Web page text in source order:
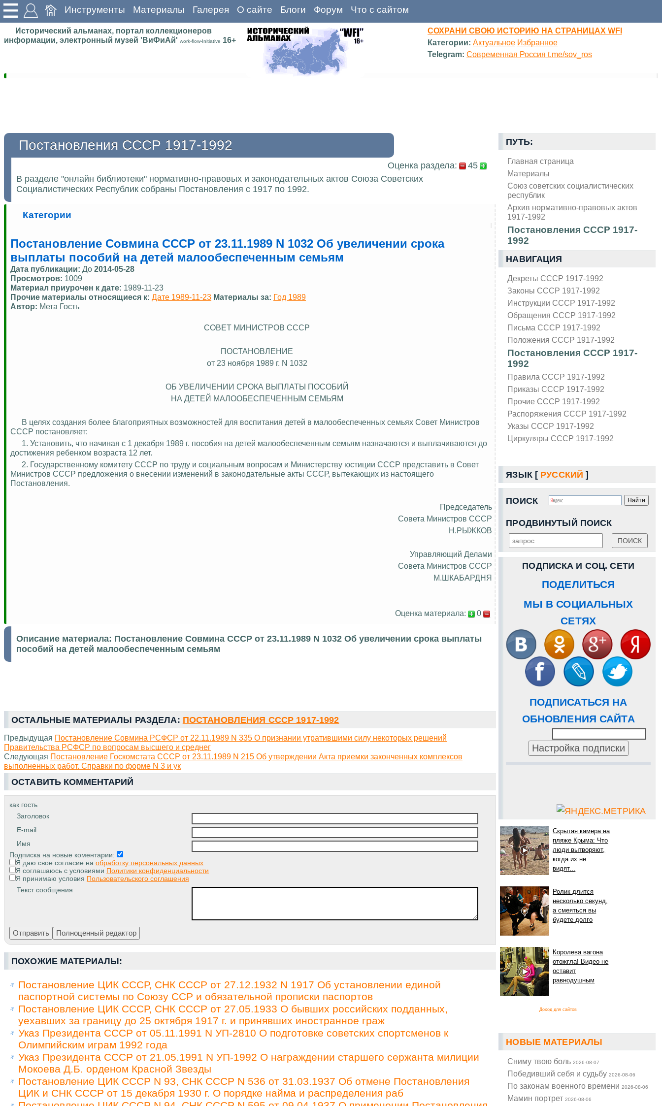
Инструменты Материалы Галерея О сайте Блоги Форум Что с сайтом
Исторический альманах, портал коллекционеров
информации, электронный музей 'ВиФиАй' work-flow-Initiative 16+
СОХРАНИ СВОЮ ИСТОРИЮ НА СТРАНИЦАХ WFI
Категории: Актуальное Избранное
Telegram: Современная Россия t.me/sov_ros
ПУТЬ:
Главная страница
Материалы
Союз советских социалистических
республик
Архив нормативно-правовых актов
1917-1992
Постановления СССР 1917-
1992
НАВИГАЦИЯ
Декреты СССР 1917-1992
Законы СССР 1917-1992
Инструкции СССР 1917-1992
Обращения СССР 1917-1992
Письма СССР 1917-1992
Положения СССР 1917-1992
Постановления СССР 1917-
1992
Правила СССР 1917-1992
Приказы СССР 1917-1992
Прочие СССР 1917-1992
Распоряжения СССР 1917-1992
Указы СССР 1917-1992
Циркуляры СССР 1917-1992
ЯЗЫК [ РУССКИЙ ]
ПОИСК
ПРОДВИНУТЫЙ ПОИСК
ПОДПИСКА И СОЦ. СЕТИ
ПОДЕЛИТЬСЯ
МЫ В СОЦИАЛЬНЫХ
СЕТЯХ
ПОДПИСАТЬСЯ НА
ОБНОВЛЕНИЯ САЙТА
Скрытая камера на
пляже Крыма: Что
люди вытворяют,
когда их не
видят...
Ролик длится
несколько секунд,
а смеяться вы
будете долго
Королева вагона
отожгла! Видео не
оставит
равнодушным
Доход для сайтов
НОВЫЕ МАТЕРИАЛЫ
Cниму твою боль2026-08-07
Победивший себя и судьбу2026-08-06
По законам военного времени2026-08-06
Мамин портрет2026-08-06
Постановления СССР 1917-1992
Оценка раздела:
45
В разделе "онлайн библиотеки" нормативно-правовых и законодательных актов Союза Советских
Социалистических Республик собраны Постановления с 1917 по 1992.
Категории
Постановление Совмина СССР от 23.11.1989 N 1032 Об увеличении срока
выплаты пособий на детей малообеспеченным семьям
Дата публикации: До 2014-05-28
Просмотров: 1009
Материал приурочен к дате: 1989-11-23
Прочие материалы относящиеся к: Дате 1989-11-23 Материалы за: Год 1989
Автор: Мета Гость
СОВЕТ МИНИСТРОВ СССР
ПОСТАНОВЛЕНИЕ
от 23 ноября 1989 г. N 1032
ОБ УВЕЛИЧЕНИИ СРОКА ВЫПЛАТЫ ПОСОБИЙ
НА ДЕТЕЙ МАЛООБЕСПЕЧЕННЫМ СЕМЬЯМ
В целях создания более благоприятных возможностей для воспитания детей в малообеспеченных семьях Совет Министров
СССР постановляет:
1. Установить, что начиная с 1 декабря 1989 г. пособия на детей малообеспеченным семьям назначаются и выплачиваются до
достижения ребенком возраста 12 лет.
2. Государственному комитету СССР по труду и социальным вопросам и Министерству юстиции СССР представить в Совет
Министров СССР предложения о внесении изменений в законодательные акты СССР, вытекающих из настоящего
Постановления.
Председатель
Совета Министров СССР
Н.РЫЖКОВ
Управляющий Делами
Совета Министров СССР
М.ШКАБАРДНЯ
Оценка материала: 0
Описание материала: Постановление Совмина СССР от 23.11.1989 N 1032 Об увеличении срока выплаты
пособий на детей малообеспеченным семьям
ОСТАЛЬНЫЕ МАТЕРИАЛЫ РАЗДЕЛА: ПОСТАНОВЛЕНИЯ СССР 1917-1992
Предыдущая Постановление Совмина РСФСР от 22.11.1989 N 335 О признании утратившими силу некоторых решений
Правительства РСФСР по вопросам высшего и среднег
Следующая Постановление Госкомстата СССР от 23.11.1989 N 215 Об утверждении Акта приемки законченных комплексов
выполненных работ. Справки по форме N 3 и ук
ОСТАВИТЬ КОММЕНТАРИЙ
как гость
Заголовок
E-mail
Имя
Подписка на новые коментарии:
Я даю свое согласие на обработку персональных данных
Я соглашаюсь с условиями Политики конфиденциальности
Я принимаю условия Пользовательского соглашения
Текст сообщения
ПОХОЖИЕ МАТЕРИАЛЫ:
Постановление ЦИК СССР, СНК СССР от 27.12.1932 N 1917 Об установлении единой
паспортной системы по Союзу ССР и обязательной прописки паспортов
Постановление ЦИК СССР, СНК СССР от 27.05.1933 О бывших российских подданных,
уехавших за границу до 25 октября 1917 г. и принявших иностранное граж
Указ Президента СССР от 05.11.1991 N УП-2810 О подготовке советских спортсменов к
Олимпийским играм 1992 года
Указ Президента СССР от 21.05.1991 N УП-1992 О награждении старшего сержанта милиции
Мокоева Д.Б. орденом Красной Звезды
Постановление ЦИК СССР N 93, СНК СССР N 536 от 31.03.1937 Об отмене Постановления
ЦИК и СНК СССР от 15 декабря 1930 г. О порядке найма и распределения раб